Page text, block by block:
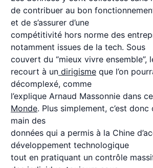
de contribuer au bon
et de s’assurer d’une
compétitivité hors norme des
notamment issues de la tech. Sous
couvert du “mieux vivre ensemble”,
recourt à un dirigisme que l’on
décomplexé, comme
l’explique Arnaud Massonnie dans
Monde. Plus simplement, c’est
main des
données qui a permis à la Chine
développement technologique
tout en pratiquant un contrôle